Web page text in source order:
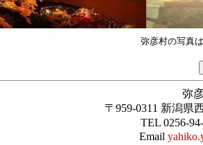
弥彦村の写真は
弥
〒959-0311 新潟県
TEL 0256-
Email